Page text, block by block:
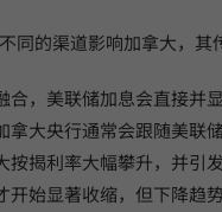
的渠道影响加拿大，其
，美联储加息会直接并
大央行通常会跟随美联
揭利率大幅攀升，并
始显著收缩，但下降